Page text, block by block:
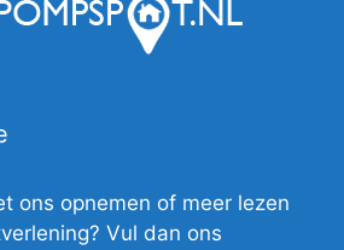
ons opnemen of meer lezen
Vul dan ons